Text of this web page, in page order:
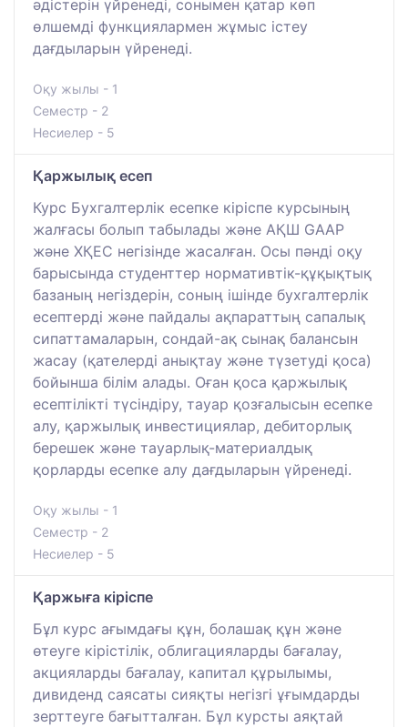
әдістерін үйренеді, сонымен қатар көп
өлшемді функциялармен жұмыс істеу
дағдыларын үйренеді.
Оқу жылы - 1
Семестр - 2
Несиелер - 5
Қаржылық есеп
Курс Бухгалтерлік есепке кіріспе курсының
жалғасы болып табылады және АҚШ GAAP
және ХҚЕС негізінде жасалған. Осы пәнді оқу
барысында студенттер нормативтік-құқықтық
базаның негіздерін, соның ішінде бухгалтерлік
есептерді және пайдалы ақпараттың сапалық
сипаттамаларын, сондай-ақ сынақ балансын
жасау (қателерді анықтау және түзетуді қоса)
бойынша білім алады. Оған қоса қаржылық
есептілікті түсіндіру, тауар қозғалысын есепке
алу, қаржылық инвестициялар, дебиторлық
берешек және тауарлық-материалдық
қорларды есепке алу дағдыларын үйренеді.
Оқу жылы - 1
Семестр - 2
Несиелер - 5
Қаржыға кіріспе
Бұл курс ағымдағы құн, болашақ құн және
өтеуге кірістілік, облигацияларды бағалау,
акцияларды бағалау, капитал құрылымы,
дивиденд саясаты сияқты негізгі ұғымдарды
зерттеуге бағытталған. Бұл курсты аяқтай